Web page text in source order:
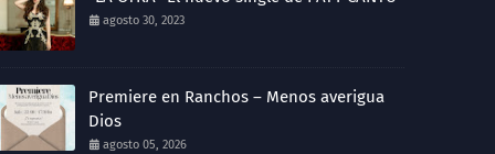
agosto 30, 2023
Premiere en Ranchos – Menos averigua
Dios
agosto 05, 2026